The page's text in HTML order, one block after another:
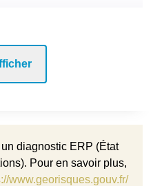
diagnostic ERP (État
Pour en savoir plus,
www.georisques.gouv.fr/